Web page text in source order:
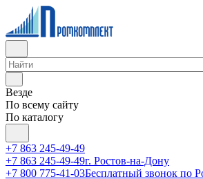
Везде
По всему сайту
По каталогу
+7 863 245-49-49
+7 863 245-49-49г. Ростов-на-Дону
+7 800 775-41-03Бесплатный звонок по